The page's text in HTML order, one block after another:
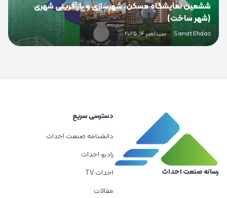
ششمین نمایشگاه مسکن، شهرسازی و بازآفرینی شهری
(شهر ساخت)
Sanat Ehdas
· سپتامبر 14, 2025
رسانه صنعت احداث
دسترسی سریع
دانشنامه صنعت احداث
رادیو احداث
احداث TV
مقالات